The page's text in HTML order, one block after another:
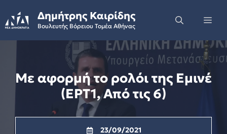
to
content
Δημήτρης Καιρίδης
Βουλευτής Βόρειου Τομέα Αθήνας
Με αφορμή το ρολόι της Εμινέ
(ΕΡΤ1, Από τις 6)
23/09/2021